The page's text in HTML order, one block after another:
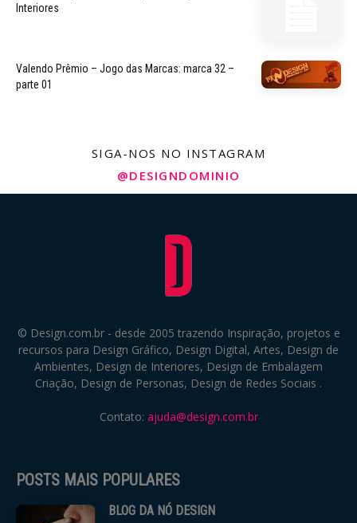
Interiores
Valendo Prêmio – Jogo das Marcas: marca 32 –
parte 01
SIGA-NOS NO INSTAGRAM
@DESIGNDOMINIO
© Design.com.br - desde 2005 trazendo Inspiração, projetos e
recursos para Design Gráfico, Design Digital, Artes, Design de
Ambientes, Design de Interiores, Design de Embalagem
Criação, Design de Personas, Design de Redes Sociais .
Contato: ajuda@design.com.br
POSTS MAIS POPULARES
BLOG DA NÓ DESIGN